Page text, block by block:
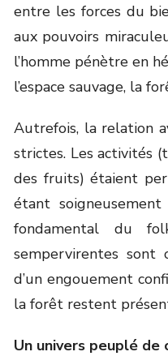
entre les forces du
aux pouvoirs
l’homme pénètre en
l’espace sauvage, la
Autrefois, la relation
strictes. Les activités
des fruits) étaient
étant
fondamental du
sempervirentes sont
d’un engouement
la forêt restent
Un univers peuplé